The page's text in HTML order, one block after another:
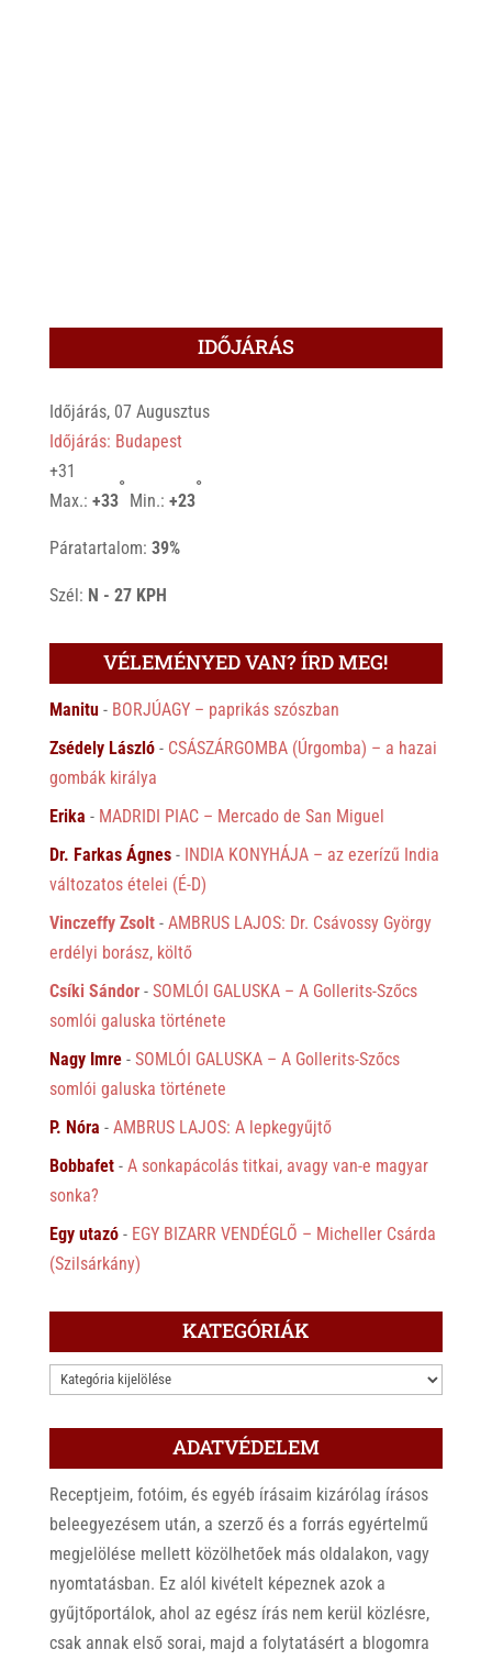
IDŐJÁRÁS
Időjárás, 07 Augusztus
Időjárás: Budapest
+31
Max.: +33
°
Min.: +23
°
Páratartalom: 39%
Szél: N - 27 KPH
VÉLEMÉNYED VAN? ÍRD MEG!
Manitu- BORJÚAGY – paprikás szószban
Zsédely László- CSÁSZÁRGOMBA (Úrgomba) – a hazai
gombák királya
Erika - MADRIDI PIAC – Mercado de San Miguel
Dr. Farkas Ágnes- INDIA KONYHÁJA – az ezerízű India
változatos ételei (É-D)
Vinczeffy Zsolt- AMBRUS LAJOS: Dr. Csávossy György
erdélyi borász, költő
Csíki Sándor- SOMLÓI GALUSKA – A Gollerits-Szőcs
somlói galuska története
Nagy Imre- SOMLÓI GALUSKA – A Gollerits-Szőcs
somlói galuska története
P. Nóra - AMBRUS LAJOS: A lepkegyűjtő
Bobbafet- A sonkapácolás titkai, avagy van-e magyar
sonka?
Egy utazó- EGY BIZARR VENDÉGLŐ – Micheller Csárda
(Szilsárkány)
KATEGÓRIÁK
KATEGÓRIÁK
ADATVÉDELEM
Receptjeim, fotóim, és egyéb írásaim kizárólag írásos
beleegyezésem után, a szerző és a forrás egyértelmű
megjelölése mellett közölhetőek más oldalakon, vagy
nyomtatásban. Ez alól kivételt képeznek azok a
gyűjtőportálok, ahol az egész írás nem kerül közlésre,
csak annak első sorai, majd a folytatásért a blogomra